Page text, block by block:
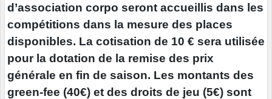
d’association corpo seront accueillis dans les
compétitions dans la mesure des places
disponibles. La cotisation de 10 € sera utilisée
pour la dotation de la remise des prix
générale en fin de saison. Les montants des
green-fee (40€) et des droits de jeu (5€) sont